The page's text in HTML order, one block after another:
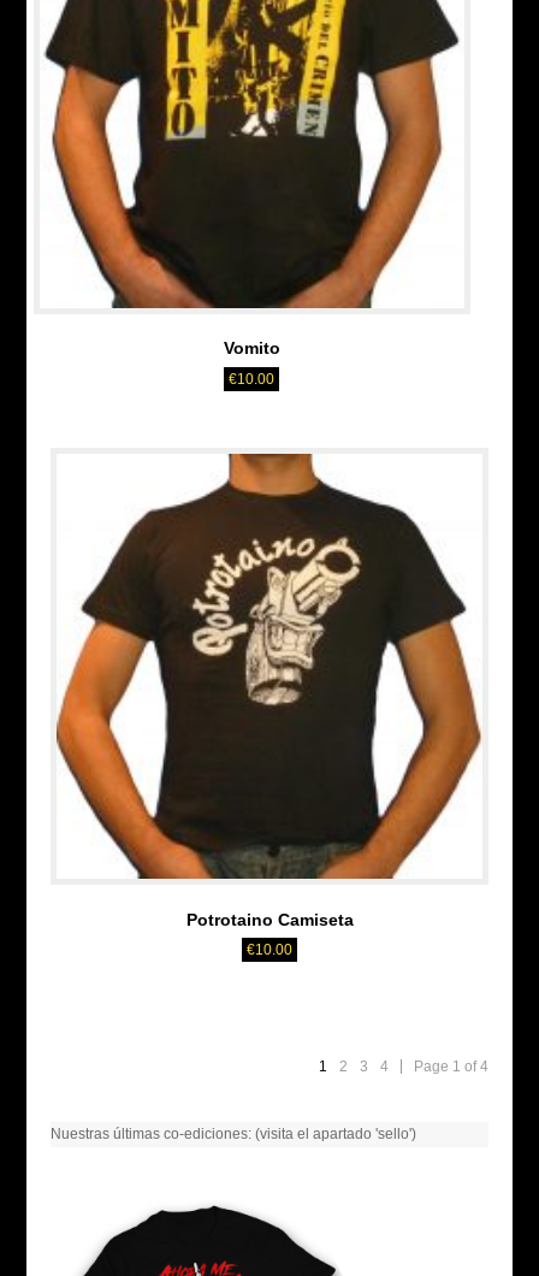
Vomito
€10.00
Potrotaino Camiseta
€10.00
Page 1 of 4
1 2 3 4
Nuestras últimas co-ediciones: (visita el apartado 'sello')